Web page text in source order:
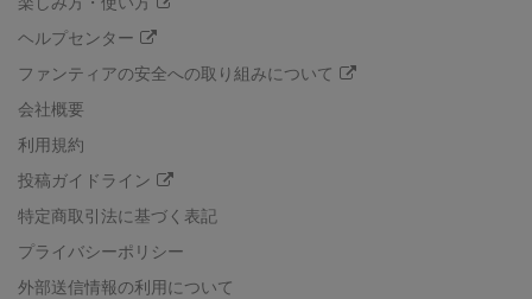
ヘルプセンター
ファンティアの安全への取り組みについて
会社概要
利用規約
投稿ガイドライン
特定商取引法に基づく表記
プライバシーポリシー
外部送信情報の利用について